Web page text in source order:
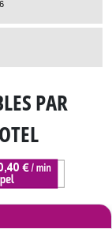
PAR